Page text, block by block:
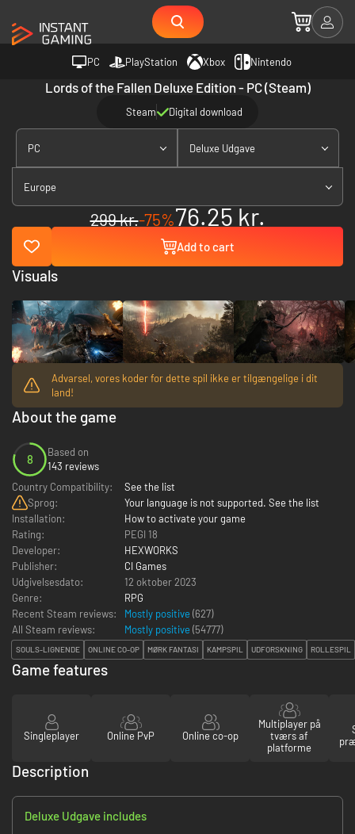
PC PlayStation Xbox Nintendo
Lords of the Fallen Deluxe Edition - PC (Steam)
Steam Digital download
PC Deluxe Udgave
Europe
299 kr.-75%76.25 kr.
Add to cart
Advarsel, vores koder for dette spil ikke er tilgængelige i dit
land!
About the game
8
Based on
143 reviews
Country Compatibility:
See the list
Sprog:
Your language is not supported. See the list
Installation:
How to activate your game
Rating:
PEGI 18
Developer:
HEXWORKS
Publisher:
CI Games
Udgivelsesdato:
12 oktober 2023
Genre:
RPG
Recent Steam reviews:
Mostly positive (627)
All Steam reviews:
Mostly positive (54777)
SOULS-LIGNENDE ONLINE CO-OP MØRK FANTASI KAMPSPIL UDFORSKNING ROLLESPIL
Visuals
Game features
Singleplayer Online PvP Online co-op
Multiplayer på
tværs af
platforme
Description
Deluxe Udgave includes